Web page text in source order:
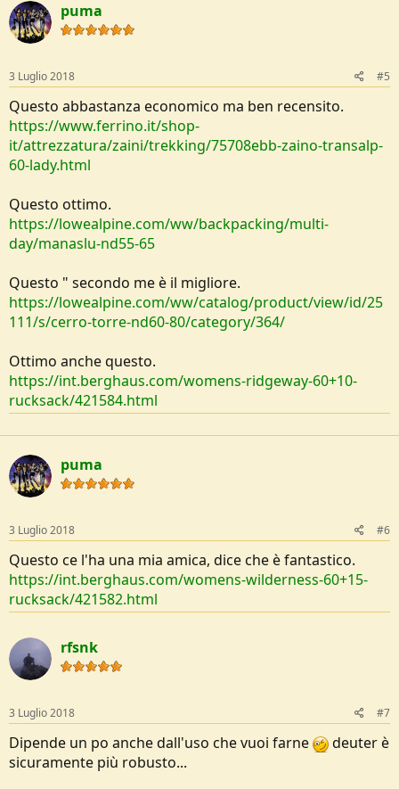
puma
3 Luglio 2018 #5
Questo abbastanza economico ma ben recensito.
https://www.ferrino.it/shop-
it/attrezzatura/zaini/trekking/75708ebb-zaino-transalp-
60-lady.html
Questo ottimo.
https://lowealpine.com/ww/backpacking/multi-
day/manaslu-nd55-65
Questo " secondo me è il migliore.
https://lowealpine.com/ww/catalog/product/view/id/25
111/s/cerro-torre-nd60-80/category/364/
Ottimo anche questo.
https://int.berghaus.com/womens-ridgeway-60+10-
rucksack/421584.html
puma
3 Luglio 2018 #6
Questo ce l'ha una mia amica, dice che è fantastico.
https://int.berghaus.com/womens-wilderness-60+15-
rucksack/421582.html
rfsnk
3 Luglio 2018 #7
Dipende un po anche dall'uso che vuoi farne
deuter è
sicuramente più robusto...